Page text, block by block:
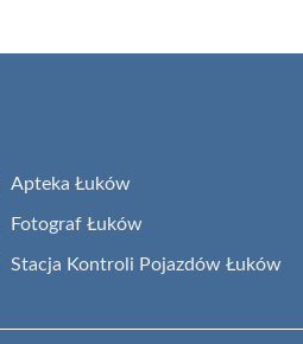
Apteka Łuków
Fotograf Łuków
Stacja Kontroli Pojazdów Łuków